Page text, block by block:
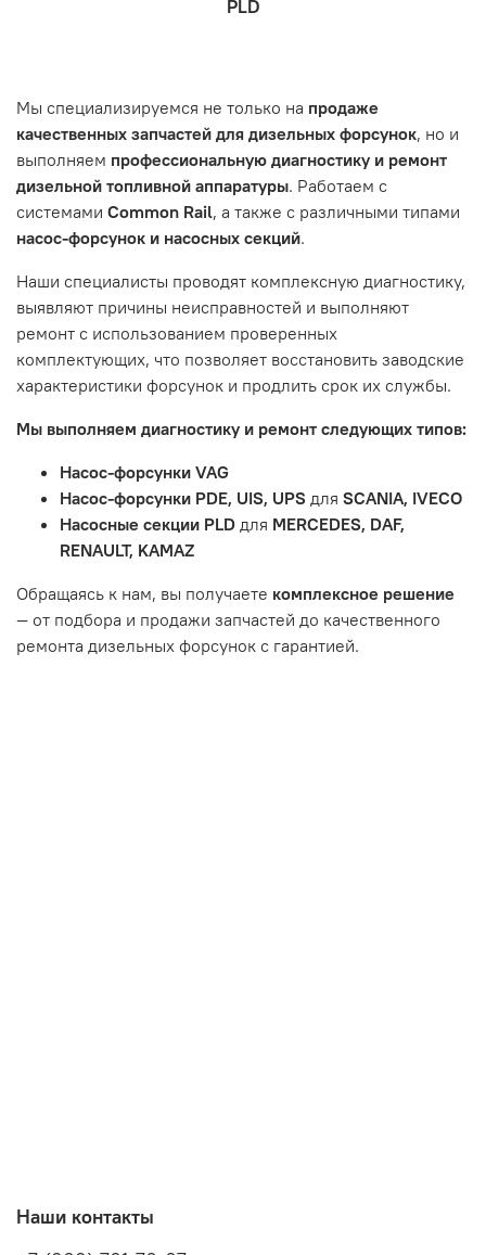
знакомы с основными правилами обслуживания и
неисправности, вызванные нарушением правил
обслуживания или эксплуатации автомобиля. Если у вас
возникнут проблемы с отремонтированной системой,
мы обязательно разберемся в ситуации и предложим
решение. Однако если проблема вызвана одним из
перечисленных выше факторов, мы не сможем
Гарантия не распространяется на следующие случаи:
Истек гарантийный срок.
Товар является расходным материалом, который
тормозные колодки, диски сцепления, свечи зажигания
Неисправности вызваны ДТП, неправильной установкой
или чрезмерным износом.
Неисправность топливной системы или системы
впуска/выпуска.
PLD
Мы специализируемся не только на продаже
качественных запчастей для дизельных форсунок, но и
выполняем профессиональную диагностику и ремонт
дизельной топливной аппаратуры. Работаем с
системами Common Rail, а также с различными типами
насос-форсунок и насосных секций.
Наши специалисты проводят комплексную диагностику,
выявляют причины неисправностей и выполняют
ремонт с использованием проверенных
комплектующих, что позволяет восстановить заводские
характеристики форсунок и продлить срок их службы.
Мы выполняем диагностику и ремонт следующих типов:
Насос-форсунки VAG
Насос-форсунки PDE, UIS, UPS для SCANIA, IVECO
Насосные секции PLD для MERCEDES, DAF,
RENAULT, KAMAZ
Обращаясь к нам, вы получаете комплексное решение
— от подбора и продажи запчастей до качественного
ремонта дизельных форсунок с гарантией.
Наши контакты